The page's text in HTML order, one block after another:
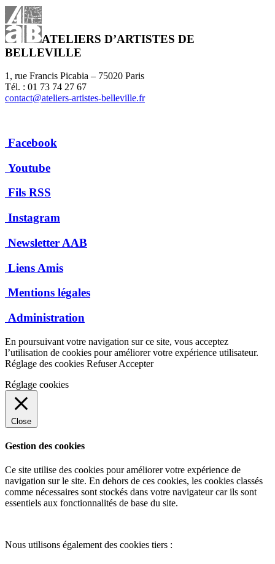
ATELIERS D’ARTISTES DE
BELLEVILLE
1, rue Francis Picabia – 75020 Paris
Tél. : 01 73 74 27 67
contact@ateliers-artistes-belleville.fr
Facebook
Youtube
Fils RSS
Instagram
Newsletter AAB
Liens Amis
Mentions légales
Administration
En poursuivant votre navigation sur ce site, vous acceptez
l’utilisation de cookies pour améliorer votre expérience utilisateur.
Réglage des cookies Refuser Accepter
Réglage cookies
Close
Gestion des cookies
Ce site utilise des cookies pour améliorer votre expérience de
navigation sur le site. En dehors de ces cookies, les cookies classés
comme nécessaires sont stockés dans votre navigateur car ils sont
essentiels aux fonctionnalités de base du site.
Nous utilisons également des cookies tiers :